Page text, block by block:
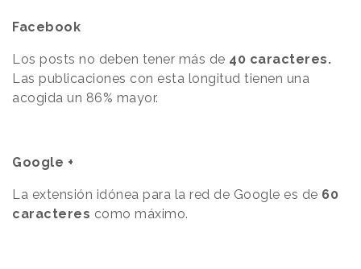
Facebook
Los posts no deben tener más de 40 caracteres.
Las publicaciones con esta longitud tienen una
acogida un 86% mayor.
Google +
La extensión idónea para la red de Google es de 60
caracteres como máximo.